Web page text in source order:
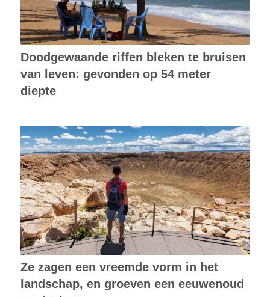
Doodgewaande riffen bleken te bruisen
van leven: gevonden op 54 meter
diepte
Ze zagen een vreemde vorm in het
landschap, en groeven een eeuwenoud